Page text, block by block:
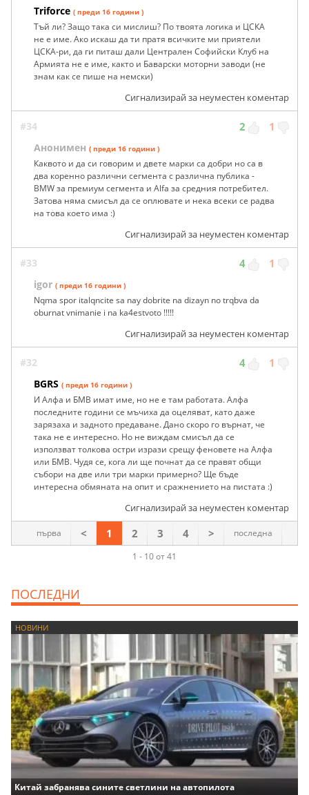
Triforce ( преди 16 години )
Тъй ли? Защо така си мислиш? По твоята логика и ЦСКА
не е име. Ако искаш да ти пратя всичките ми приятели
ЦСКА-ри, да ги питаш дали Централен Софийски Клуб на
Армията не е име, както и Баварски моторни заводи (не
знам как се пише на немски)
Сигнализирай за неуместен коментар
#34 2 1
Анонимен ( преди 16 години )
Каквото и да си говорим и двете марки са добри но са в
два коренно различни сегмента с различна публика -
BMW за премиум сегмента и Alfa за средния потребител.
Затова няма смисъл да се оплювате и нека всеки се радва
на това което има :)
Сигнализирай за неуместен коментар
#33 4 1
igor ( преди 16 години )
Nqma spor italqncite sa nay dobrite na dizayn no trqbva da
oburnat vnimanie i na ka4estvoto !!!!!
Сигнализирай за неуместен коментар
#32 4 1
BGRS ( преди 16 години )
И Алфа и БМВ имат име, но не е там работата. Алфа
последните години се мъчиха да оцеляват, като даже
зарязаха и задното предаване. Дано скоро го върнат, че
така не е интересно. Но не виждам смисъл да се
използват толкова остри изрази срещу феновете на Алфа
или БМВ. Чудя се, кога ли ще почнат да се правят общи
събори на две или три марки примерно? Ще бъде
интересна обмяната на опит и сражнението на пистата :)
Сигнализирай за неуместен коментар
1 - 10 от 41
първа < 1 2 3 4 > последна
ПОСЛЕДНИ
НОВИНИ
Китай забранява сините светлини на автопилота